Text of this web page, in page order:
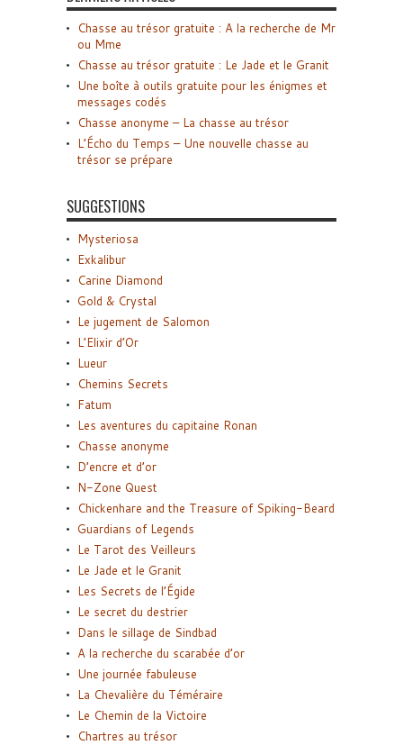
Chasse au trésor gratuite : A la recherche de Mr
ou Mme
Chasse au trésor gratuite : Le Jade et le Granit
Une boîte à outils gratuite pour les énigmes et
messages codés
Chasse anonyme – La chasse au trésor
L’Écho du Temps – Une nouvelle chasse au
trésor se prépare
SUGGESTIONS
Mysteriosa
Exkalibur
Carine Diamond
Gold & Crystal
Le jugement de Salomon
L’Elixir d’Or
Lueur
Chemins Secrets
Fatum
Les aventures du capitaine Ronan
Chasse anonyme
D’encre et d’or
N-Zone Quest
Chickenhare and the Treasure of Spiking-Beard
Guardians of Legends
Le Tarot des Veilleurs
Le Jade et le Granit
Les Secrets de l’Égide
Le secret du destrier
Dans le sillage de Sindbad
A la recherche du scarabée d’or
Une journée fabuleuse
La Chevalière du Téméraire
Le Chemin de la Victoire
Chartres au trésor